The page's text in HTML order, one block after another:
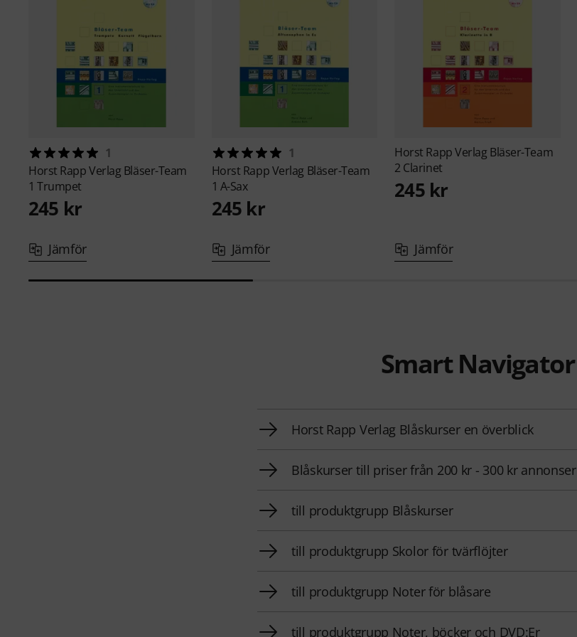
1
Horst Rapp Verlag Bläser-Team
1 Trumpet
245 kr
Jämför
1
Horst Rapp Verlag Bläser-Team
1 A-Sax
245 kr
Jämför
Horst Rapp Verlag Bläser-Team
2 Clarinet
245 kr
Jämför
Smart Navigator
Horst Rapp Verlag Blåskurser en överblick
Blåskurser till priser från 200 kr - 300 kr annonser
till produktgrupp Blåskurser
till produktgrupp Skolor för tvärflöjter
till produktgrupp Noter för blåsare
till produktgrupp Noter, böcker och DVD:Er